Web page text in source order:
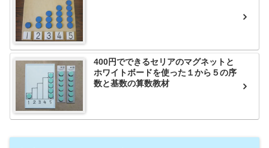
400円でできるセリアのマグネットと
ホワイトボードを使った１から５の序
数と基数の算数教材